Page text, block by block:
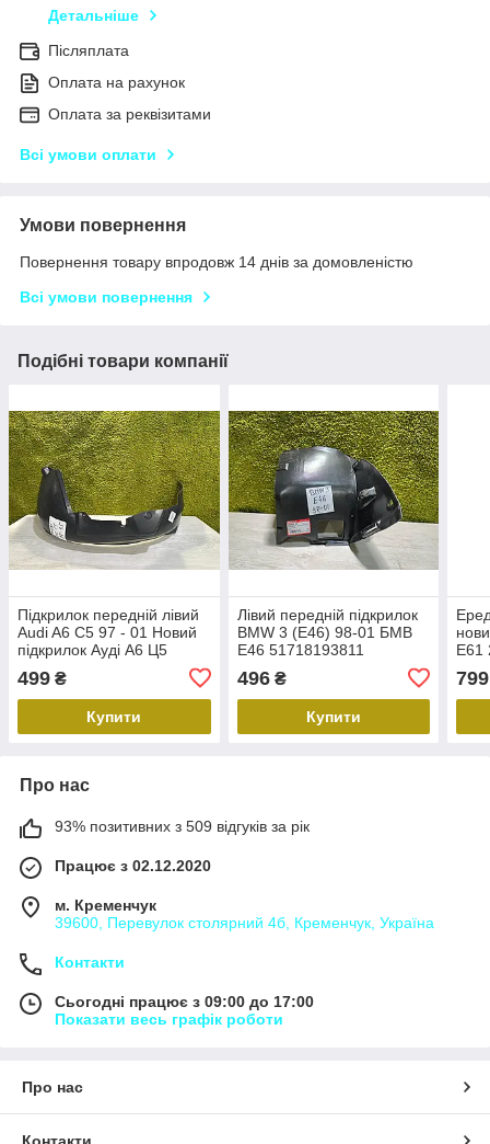
Детальніше
Післяплата
Оплата на рахунок
Оплата за реквізитами
Всі умови оплати
Умови повернення
Повернення товару впродовж 14 днів за домовленістю
Всі умови повернення
Подібні товари компанії
Підкрилок передній лівий
Audi A6 C5 97 - 01 Новий
підкрилок Ауді А6 Ц5
PAD11009AL, 4B0821171B
499 ₴
Купити
Лівий передній підкрилок
BMW 3 (E46) 98-01 БМВ
Е46 51718193811
496₴
Купити
E61
799
Про нас
93% позитивних з 509 відгуків за рік
Працює з 02.12.2020
м. Кременчук
39600, Перевулок столярний 4б, Кременчук, Україна
Контакти
Сьогодні працює з 09:00 до 17:00
Показати весь графік роботи
Про нас